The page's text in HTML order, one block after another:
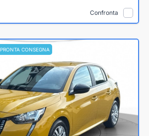
Confronta
PRONTA CONSEGNA